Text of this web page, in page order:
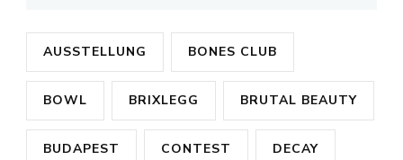
AUSSTELLUNG BONES CLUB
BOWL BRIXLEGG BRUTAL BEAUTY
BUDAPEST CONTEST DECAY